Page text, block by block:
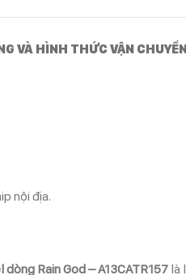
VÀ HÌNH THỨC VẬN
nội địa.
dòng Rain God – A13CATR157 là